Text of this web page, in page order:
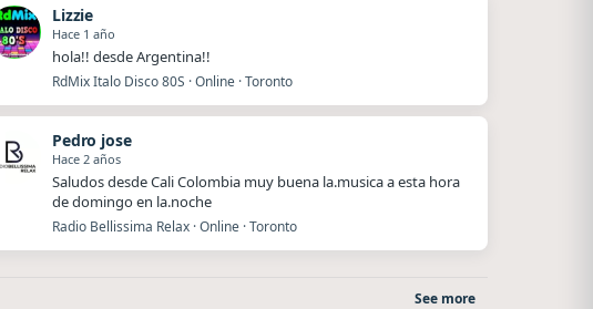
Lizzie
Hace 1 año
hola!! desde Argentina!!
RdMix Italo Disco 80S · Online · Toronto
Pedro jose
Hace 2 años
Saludos desde Cali Colombia muy buena la.musica a esta hora
de domingo en la.noche
Radio Bellissima Relax · Online · Toronto
See more